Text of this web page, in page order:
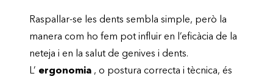
Raspallar-se les dents sembla simple, però la
manera com ho fem pot influir en l’eficàcia de la
neteja i en la salut de genives i dents.
L’ ergonomia , o postura correcta i tècnica, és